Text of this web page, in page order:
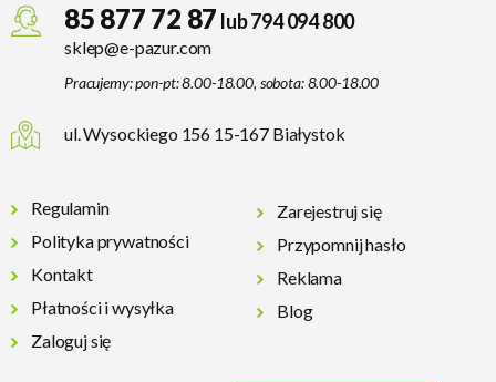
85 877 72 87 lub 794 094 800
sklep@e-pazur.com
Pracujemy: pon-pt: 8.00-18.00, sobota: 8.00-18.00
ul. Wysockiego 156 15-167 Białystok
Regulamin
Polityka prywatności
Kontakt
Płatności i wysyłka
Zaloguj się
Zarejestruj się
Przypomnij hasło
Reklama
Blog